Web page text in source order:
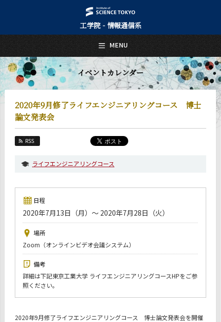
工学院 - 情報通信系
イベントカレンダー
2020年9月修了ライフエンジニアリングコース 博士
論文発表会
RSS
ライフエンジニアリングコース
日程
2020年7月13日（月）～ 2020年7月28日（火）
場所
Zoom（オンラインビデオ会議システム）
備考
詳細は下記東京工業大学 ライフエンジニアリングコースHPをご参
照ください。
2020年9月修了ライフエンジニアリングコース 博士論文発表会を開催
MENU
日本語 English
トップページ
Top Page
情報通信系について
About Us
教育
Education
教員・研究室
Faculty and Laboratories
未来
Admissions
情報通信系 News
イベントカレンダー
Event Calendar
今後のイベント